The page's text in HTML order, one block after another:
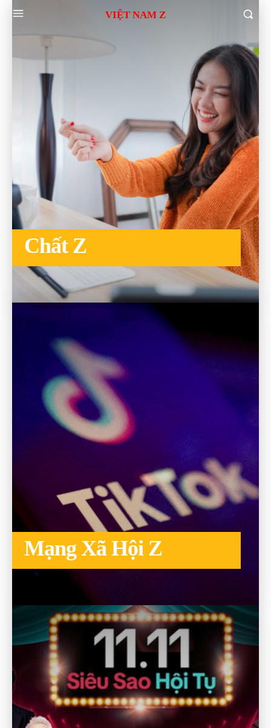
VIỆT NAM Z
Chất Z
Mạng Xã Hội Z
TO THE CATEGORY